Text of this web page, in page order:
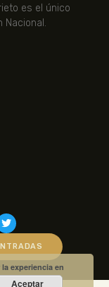
es el único
Nacional.
experiencia en
Aceptar